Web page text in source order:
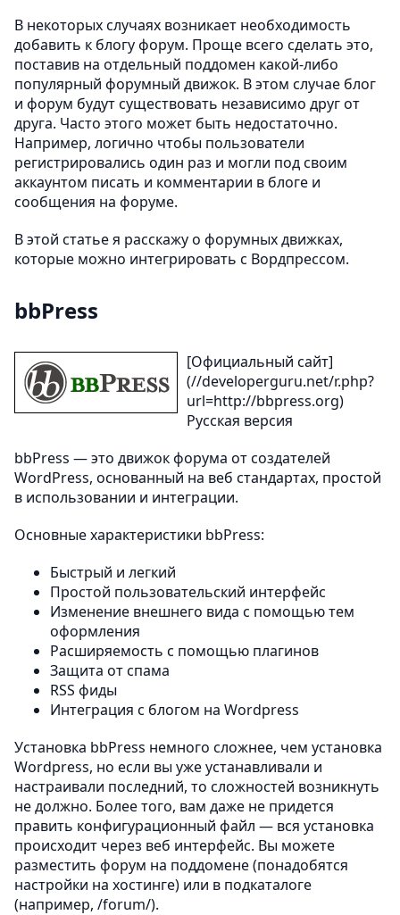
В некоторых случаях возникает необходимость
добавить к блогу форум. Проще всего сделать это,
поставив на отдельный поддомен какой-либо
популярный форумный движок. В этом случае блог
и форум будут существовать независимо друг от
друга. Часто этого может быть недостаточно.
Например, логично чтобы пользователи
регистрировались один раз и могли под своим
аккаунтом писать и комментарии в блоге и
сообщения на форуме.
В этой статье я расскажу о форумных движках,
которые можно интегрировать с Вордпрессом.
bbPress
[Официальный сайт]
(//developerguru.net/r.php?
url=http://bbpress.org)
Русская версия
bbPress — это движок форума от создателей
WordPress, основанный на веб стандартах, простой
в использовании и интеграции.
Основные характеристики bbPress:
Быстрый и легкий
Простой пользовательский интерфейс
Изменение внешнего вида с помощью тем
оформления
Расширяемость с помощью плагинов
Защита от спама
RSS фиды
Интеграция с блогом на Wordpress
Установка bbPress немного сложнее, чем установка
Wordpress, но если вы уже устанавливали и
настраивали последний, то сложностей возникнуть
не должно. Более того, вам даже не придется
править конфигурационный файл — вся установка
происходит через веб интерфейс. Вы можете
разместить форум на поддомене (понадобятся
настройки на хостинге) или в подкаталоге
(например, /forum/).